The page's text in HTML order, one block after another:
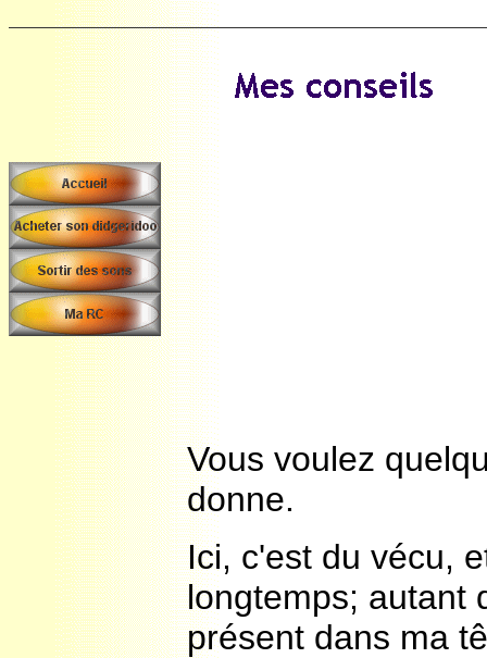
Vous voulez
donne.
Ici, c'est du vécu,
longtemps; autant
présent dans ma